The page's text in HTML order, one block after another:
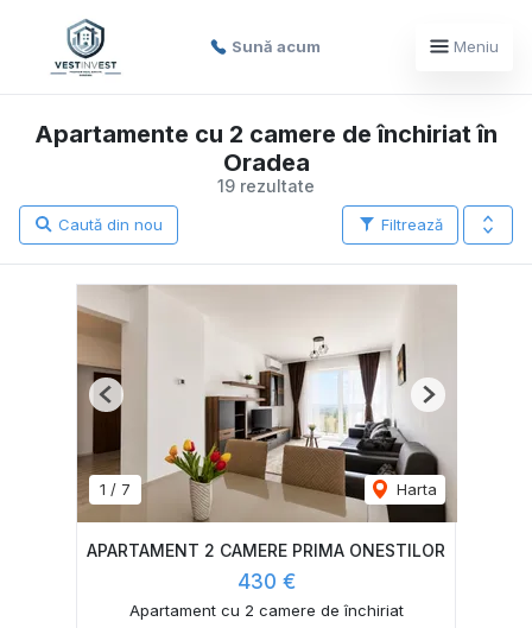
Sună acum Meniu
19 rezultate
Apartamente cu 2 camere de închiriat în
Oradea
Filtrează
Caută din nou
1 / 7 Harta
Previous Next
APARTAMENT 2 CAMERE PRIMA ONESTILOR
430 €
Apartament cu 2 camere de închiriat